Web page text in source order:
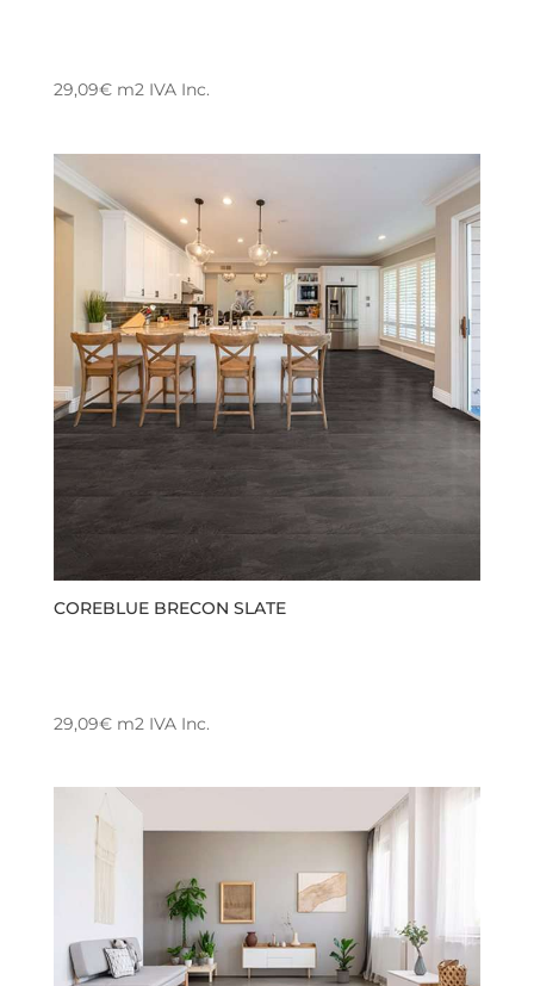
29,09€m2 IVA Inc.
COREBLUE BRECON SLATE
29,09€m2 IVA Inc.